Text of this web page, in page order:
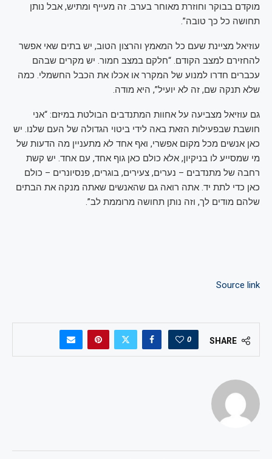
מוקדם בבוקר וחוזרת מאוחר בערב. זה מעייף ומתיש, אבל נותן
תחושה כל כך טובה”.
עוזיאל מציינת שעם כל המאמץ והרצון הטוב, יש בתים שאי אפשר
להחזירם למצב הקודם. “חלקם במצב חמור. יש מקרים שבהם
עכברים חדרו למנוע של המקרר או אכלו את הכבל החשמלי. כמה
שלא תנקה שם, זה לא יועיל”, היא מודה.
גם עוזיאל מצביעה על אחוות המתנדבים הבולטת במיזם: “אני
חושבת שבפעילות הזאת באה לידי ביטוי הגדולה של העם שלנו. יש
כאן אנשים מכל מקום אפשרי, ואף אחד לא מתעניין מה הדעות של
מי שמסייע לו בניקיון, אלא כולם כאן גוף אחד, עם אחד. יש קשת
רחבה של מתנדבים – נערים, צעירים, בוגרים, פנסיונרים – כולם
כאן כדי לתת יד. אתה רואה גם שהאנשים שאתה מנקה את הבתים
שלהם מודים לך, וזה נותן תחושה מרוממת לב”.
Source link
SHARE
0